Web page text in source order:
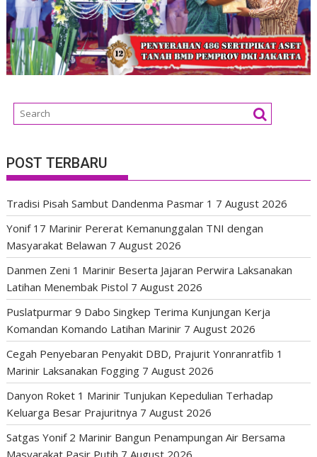
POST TERBARU
Tradisi Pisah Sambut Dandenma Pasmar 1 7 August 2026
Yonif 17 Marinir Pererat Kemanunggalan TNI dengan
Masyarakat Belawan 7 August 2026
Danmen Zeni 1 Marinir Beserta Jajaran Perwira Laksanakan
Latihan Menembak Pistol 7 August 2026
Puslatpurmar 9 Dabo Singkep Terima Kunjungan Kerja
Komandan Komando Latihan Marinir 7 August 2026
Cegah Penyebaran Penyakit DBD, Prajurit Yonranratfib 1
Marinir Laksanakan Fogging 7 August 2026
Danyon Roket 1 Marinir Tunjukan Kepedulian Terhadap
Keluarga Besar Prajuritnya 7 August 2026
Satgas Yonif 2 Marinir Bangun Penampungan Air Bersama
Masyarakat Pasir Putih 7 August 2026